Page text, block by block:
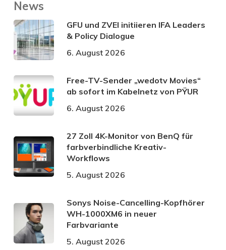
News
GFU und ZVEI initiieren IFA Leaders
& Policy Dialogue
6. August 2026
Free-TV-Sender „wedotv Movies“
ab sofort im Kabelnetz von PŸUR
6. August 2026
27 Zoll 4K-Monitor von BenQ für
farbverbindliche Kreativ-
Workflows
5. August 2026
Sonys Noise-Cancelling-Kopfhörer
WH-1000XM6 in neuer
Farbvariante
5. August 2026